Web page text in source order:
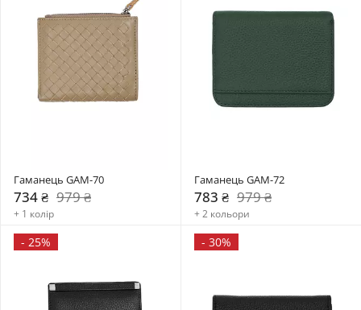
Гаманець GAM-70
734 ₴ 979 ₴
+ 1 колір
Гаманець GAM-72
783 ₴ 979 ₴
+ 2 кольори
- 25% - 30%